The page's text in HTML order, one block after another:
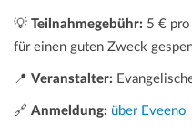
💡 Teilnahmegebühr: 5 € pro
für einen guten Zweck
📍 Veranstalter:
🔗 Anmeldung: über Eveeno